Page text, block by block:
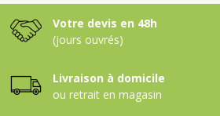
Votre devis en 48h
(jours ouvrés)
Livraison à domicile
ou retrait en magasin